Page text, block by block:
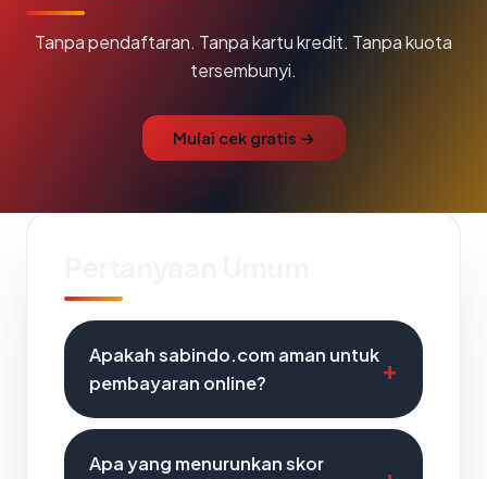
Tanpa pendaftaran. Tanpa kartu kredit. Tanpa kuota
tersembunyi.
Mulai cek gratis →
Apakah sabindo.com aman untuk
pembayaran online?
Apa yang menurunkan skor